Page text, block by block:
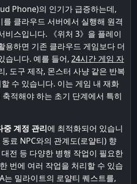
Phone)의 인기가 급증하는데,
클라우드 서버에서 실행해 원격
비스입니다. 《위처 3》을 플레이
용하면 기존 클라우드 게임보다 더
습니다. 예를 들어, 24시간 게임 자
, 도구 제작, 몬스터 사냥 같은 반복
수 있습니다. 이는 게임 내 재화
적해야 하는 초기 단계에서 특히
중 계정 관리에 최적화되어 있습니
료 NPC와의 관계도(로얄티) 향
전 등 다양한 병행 작업이 필요한
번에 여러 작업을 처리할 수 있습
는 밀라이트의 로얄티 퀘스트를,